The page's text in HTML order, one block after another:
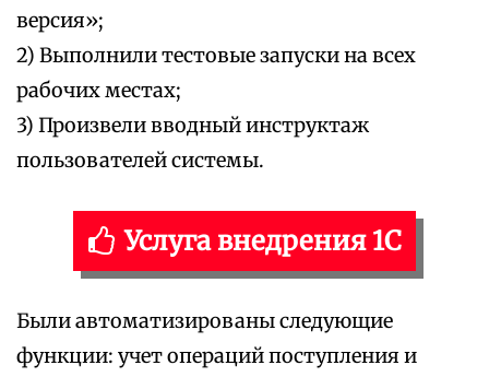
версия»;
2) Выполнили тестовые запуски на всех
рабочих местах;
3) Произвели вводный инструктаж
пользователей системы.
Услуга внедрения 1С
Были автоматизированы следующие
функции: учет операций поступления и